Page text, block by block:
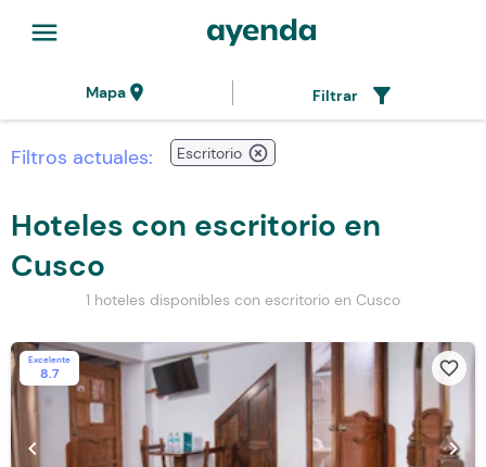
menu
Mapalocation_on Filtrar filter_alt
Filtros actuales: Escritorio highlight_off
Hoteles con escritorio en
Cusco
1 hoteles disponibles con escritorio en Cusco
Excelente
8.7 favorite_border
chevron_left chevron_right